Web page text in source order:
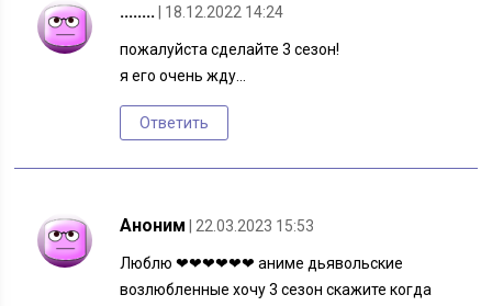
........ | 18.12.2022 14:24
пожалуйста сделайте 3 сезон!
я его очень жду…
Ответить
Аноним | 22.03.2023 15:53
Люблю ❤❤❤❤❤❤ аниме дьявольские
возлюбленные хочу 3 сезон скажите когда